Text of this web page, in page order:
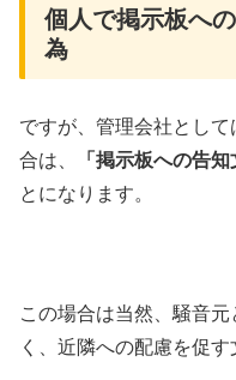
個人で掲示板へ
為
ですが、管理会社とし
合は、
「掲示板への告知
とになります。
この場合は当然、騒音
く、近隣への配慮を促す